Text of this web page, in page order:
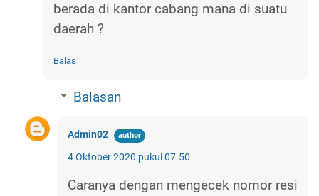
berada di kantor cabang mana di suatu
daerah ?
Balas
Balasan
Admin02
4 Oktober 2020 pukul 07.50
Caranya dengan mengecek nomor resi